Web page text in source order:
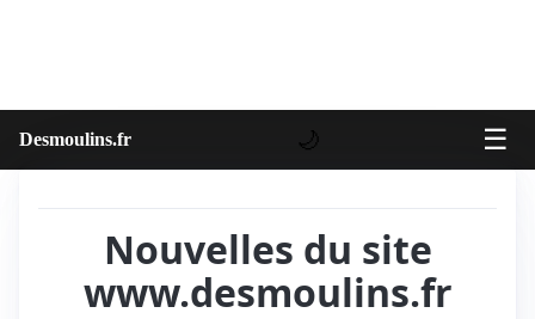
Desmoulins.fr 🌙 ☰
Nouvelles du site
www.desmoulins.fr